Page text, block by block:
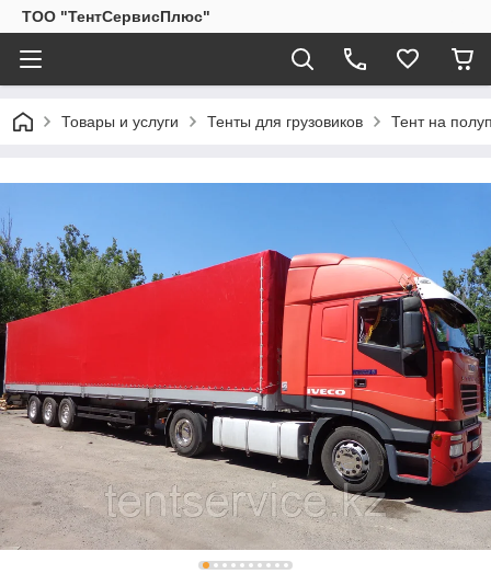
ТОО "ТентСервисПлюс"
Товары и услуги Тенты для грузовиков Тент на